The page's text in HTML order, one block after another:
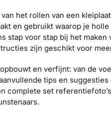
het rollen van een
en gebruikt waarop je
stap voor stap bij het maken
zijn geschikt voor
en verfijnt: van de
tips en
complete set